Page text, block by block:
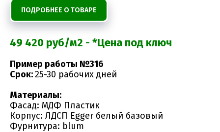
ПОДРОБНЕЕ О ТОВАРЕ
49 420 руб/м2 - *Цена под ключ
Пример работы №316
Срок:25-30 рабочих дней
Материалы:
Фасад: МДФ Пластик
Корпус: ЛДСП Egger белый базовый
Фурнитура: blum